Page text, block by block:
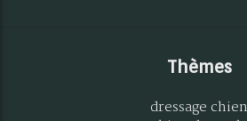
Thèmes
dressage chien